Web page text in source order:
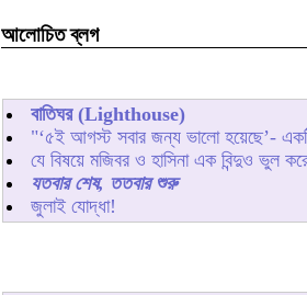
আলোচিত ব্লগ
বাতিঘর (Lighthouse)
"‘৫ই আগস্ট সবার জন্য ভালো হয়েছে’-
যে বিষয়ে মজিবর ও হাসিনা এক বিন্দুও ভুল
যতবার শেষ, ততবার শুরু
জুলাই যোদ্ধা!